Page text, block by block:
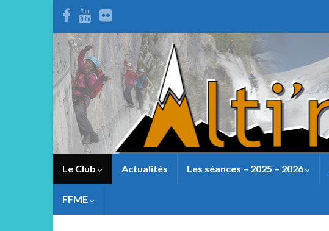
Le Club Actualités Les séances – 2025 – 2026
FFME